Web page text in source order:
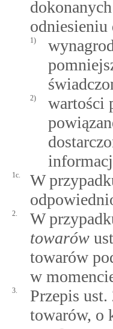
odniesieniu
1)
2)
wartości
1c.
W
2.
W
towarów
towarów
w
3.
Przepis
towarów, o